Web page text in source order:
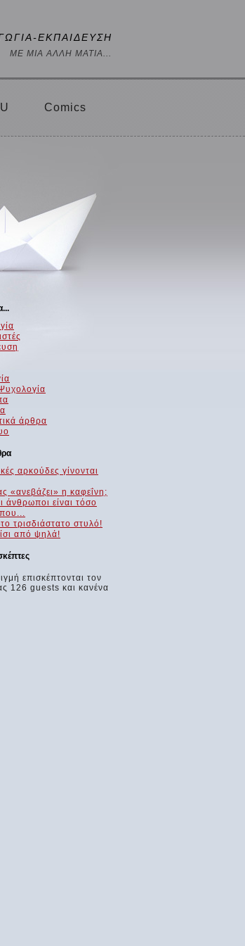
ΕΚΠΑΙΔΕΥΣΗ
ΜΕ ΜΙΑ ΑΛΛΗ ΜΑΤΙΑ...
Comics
άρθρα
αρκούδες γίνονται
«ανεβάζει» η καφεΐνη;
άνθρωποι είναι τόσο
τρισδιάστατο στυλό!
από ψηλά!
επισκέπτονται τον
126 guests και κανένα